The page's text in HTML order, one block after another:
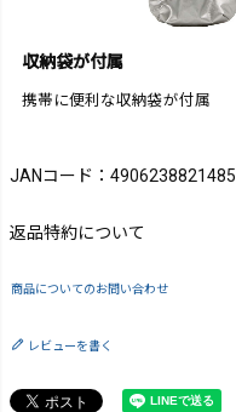
収納袋が付属
携帯に便利な収納袋が付属
JANコード：4906238821485
返品特約について
商品についてのお問い合わせ
レビューを書く